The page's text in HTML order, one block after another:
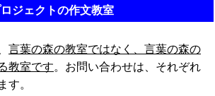
ジェクトの作文教室
言葉の森の教室ではなく、言葉の森の
教室です。お問い合わせは、それぞれ
。